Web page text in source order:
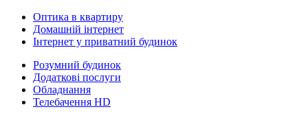
Оптика в квартиру
Домашній інтернет
Інтернет у приватний будинок
Розумний будинок
Додаткові послуги
Обладнання
Телебачення HD